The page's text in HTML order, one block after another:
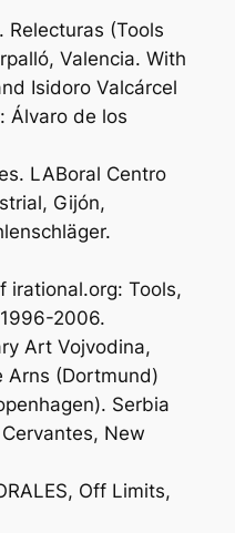
(Tools
Valencia. With
Isidoro Valcárcel
Álvaro de los
LABoral Centro
Gijón,
irational.org: Tools,
2006.
Art Vojvodina,
Arns (Dortmund)
Serbia
New
Off Limits,